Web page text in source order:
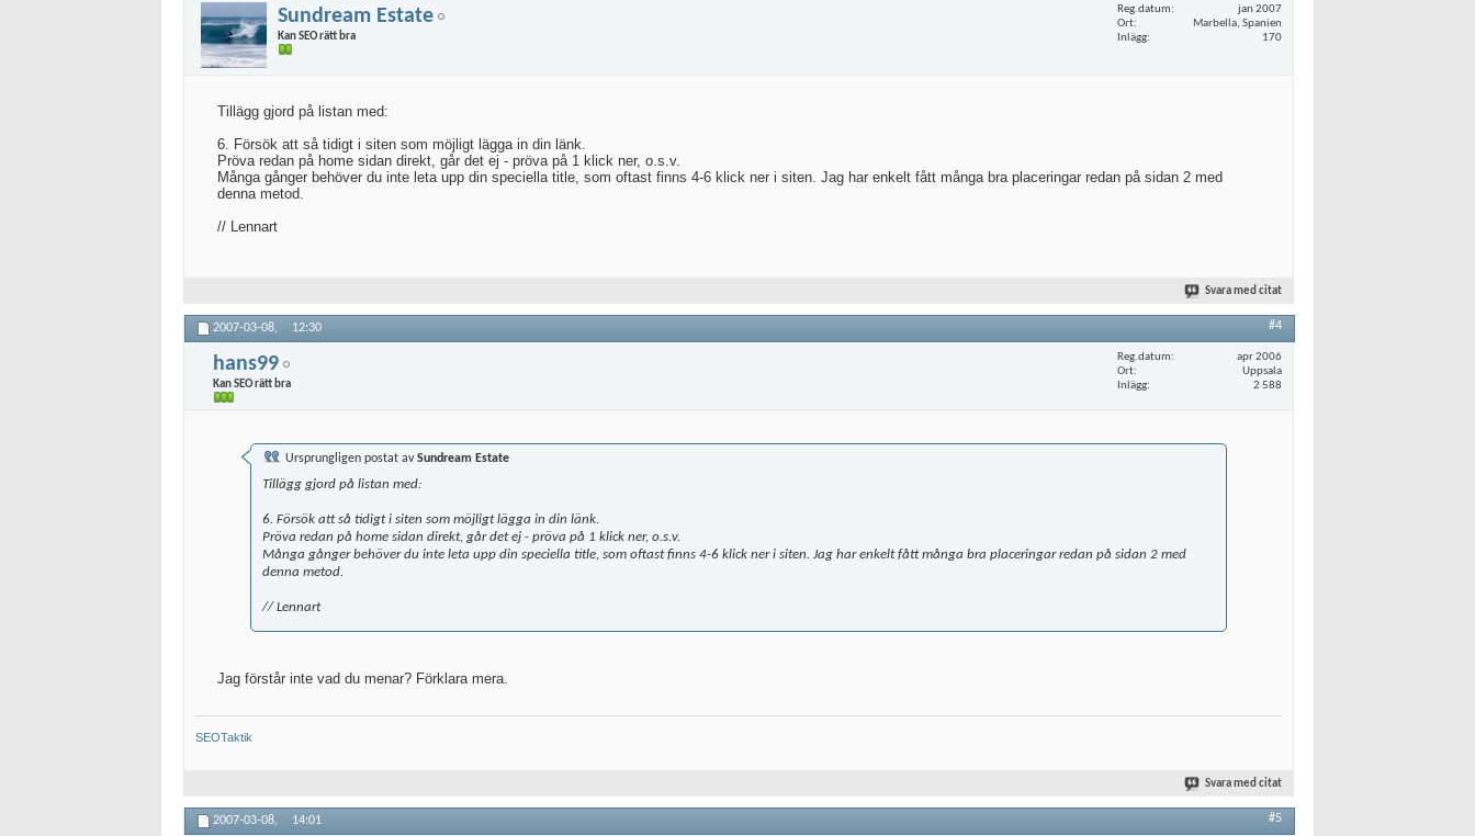
Sundream Estate
Kan SEO rätt bra
Reg.datum
jan 2007
Ort
Marbella, Spanien
Inlägg
170
Tillägg gjord på listan med:
6. Försök att så tidigt i siten som möjligt lägga in din länk.
Pröva redan på home sidan direkt, går det ej - pröva på 1 klick ner, o.s.v.
Många gånger behöver du inte leta upp din speciella title, som oftast finns 4-6 klick ner i siten. Jag har enkelt fått många bra placeringar redan på sidan 2 med
denna metod.
// Lennart
Svara med citat
2007-03-08, 12:30 #4
hans99
Kan SEO rätt bra
Reg.datum
apr 2006
Ort
Uppsala
Inlägg
2 588
Ursprungligen postat avSundream Estate
Tillägg gjord på listan med:
6. Försök att så tidigt i siten som möjligt lägga in din länk.
Pröva redan på home sidan direkt, går det ej - pröva på 1 klick ner, o.s.v.
Många gånger behöver du inte leta upp din speciella title, som oftast finns 4-6 klick ner i siten. Jag har enkelt fått många bra placeringar redan på sidan 2 med
denna metod.
// Lennart
Jag förstår inte vad du menar? Förklara mera.
SEOTaktik
Svara med citat
2007-03-08, 14:01 #5